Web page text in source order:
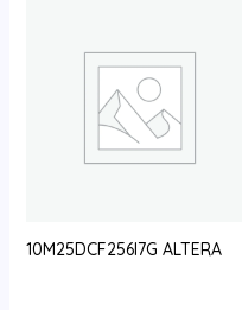
10M25DCF256I7G ALTERA